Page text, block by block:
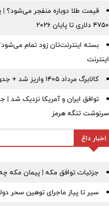
۴۷۵۰ دلاری تا پایان ۲۰۲۶
بسته اینترنت‌تان زود تمام
اینترنت
کالابرگ مرداد ۱۴۰۵ واریز شد + جدول زمان و مبلغ کالابرگ
توافق ایران و آمریکا نزدیک شد |
سرنوشت تنگه هرمز
اخبار داغ
جزئیات توافق مکه | پیمان مکه چه
سیر تا پیاز ماجرای توهین سحر